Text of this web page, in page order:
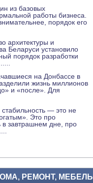
из базовых
работы бизнеса.
порядок его
архитектуры и
Беларуси установило
порядок разработки
на Донбассе в
жизнь миллионов
и «после». Для
— это не
Это про
в завтрашнем дне, про
РЕМОНТ, МЕБЕЛЬ